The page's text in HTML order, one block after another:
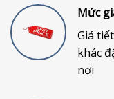
Mức
Giá
khác
nơi